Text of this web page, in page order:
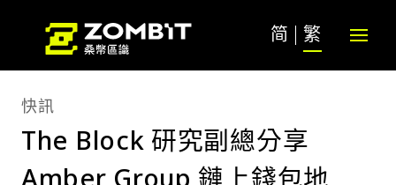
简 繁
快訊
The Block 研究副總分享
Amber Group 鏈上錢包地